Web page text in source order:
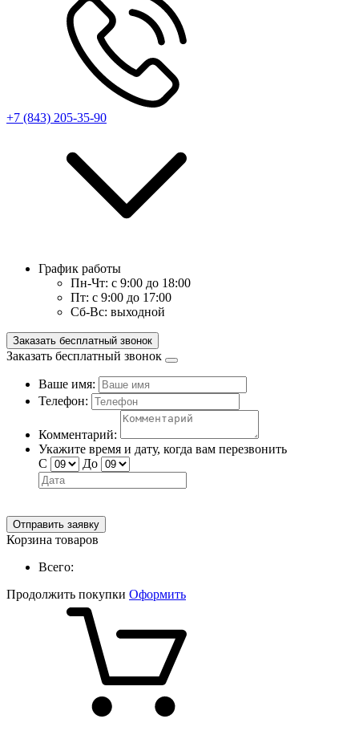
+7 (843) 205-35-90
График работы
Пн-Чт: с 9:00 до 18:00
Пт: с 9:00 до 17:00
Сб-Вс: выходной
Заказать бесплатный звонок
Заказать бесплатный звонок
Ваше имя:
Телефон:
Комментарий:
Укажите время и дату, когда вам перезвонить
С
До
Отправить заявку
Корзина товаров
Всего:
Продолжить покупки Оформить